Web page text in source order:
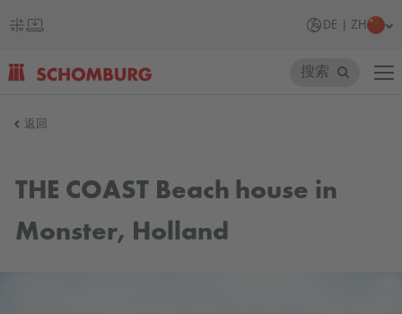
DE | ZH
国
搜索
返回
THE COAST Beach house in
Monster, Holland